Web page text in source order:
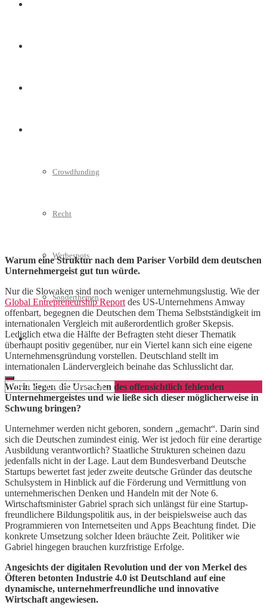
Crowdfunding
Recht
Werbespots
Sonderthemen
Geschäftskonto eröffnen
Warum eine Struktur nach dem Pariser Vorbild dem deutschen
Unternehmergeist gut tun würde.
Nur die Slowaken sind noch weniger unternehmungslustig. Wie der
Global Entrepreneurship Report des US-Unternehmens Amway
offenbart, begegnen die Deutschen dem Thema Selbstständigkeit im
internationalen Vergleich mit außerordentlich großer Skepsis.
Lediglich etwa die Hälfte der Befragten steht dieser Thematik
überhaupt positiv gegenüber, nur ein Viertel kann sich eine eigene
Unternehmensgründung vorstellen. Deutschland stellt im
internationalen Ländervergleich beinahe das Schlusslicht dar.
Worin liegen die Ursachen des offensichtlich fehlenden
Unternehmergeistes und wie ließe sich dieser möglicherweise in
Schwung bringen?
Unternehmer werden nicht geboren, sondern „gemacht“. Darin sind
sich die Deutschen zumindest einig. Wer ist jedoch für eine derartige
Ausbildung verantwortlich? Staatliche Strukturen scheinen dazu
jedenfalls nicht in der Lage. Laut dem Bundesverband Deutsche
Startups bewertet fast jeder zweite deutsche Gründer das deutsche
Schulsystem in Hinblick auf die Förderung und Vermittlung von
unternehmerischen Denken und Handeln mit der Note 6.
Wirtschaftsminister Gabriel sprach sich unlängst für eine Startup-
freundlichere Bildungspolitik aus, in der beispielsweise auch das
Programmieren von Internetseiten und Apps Beachtung findet. Die
konkrete Umsetzung solcher Ideen bräuchte Zeit. Politiker wie
Gabriel hingegen brauchen kurzfristige Erfolge.
Angesichts der digitalen Revolution und der von Merkel des
Öfteren betonten Industrie 4.0 ist Deutschland auf eine
dynamische, unternehmerfreundliche und innovative
Wirtschaft angewiesen.